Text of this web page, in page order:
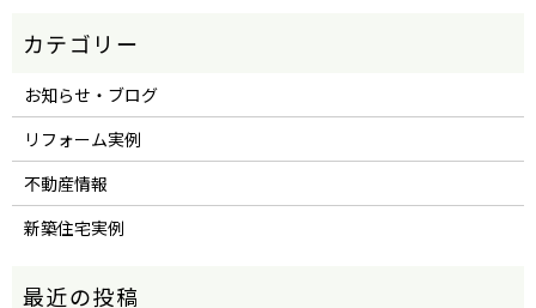
お知らせ・ブログ
リフォーム実例
不動産情報
新築住宅実例